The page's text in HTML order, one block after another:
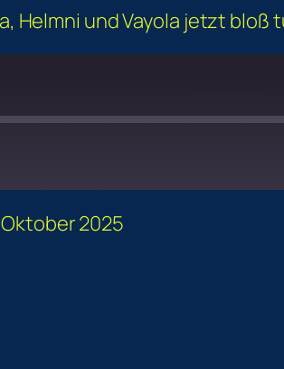
Helmni und Vayola jetzt bloß
2025